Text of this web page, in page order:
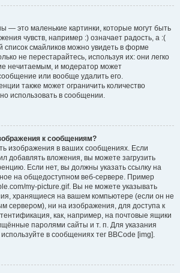
— это маленькие картинки, которые могут быть
чувств, например :) означает радость, а :(
список смайликов можно увидеть в форме
не перестарайтесь, используя их: они легко
нечитаемым, и модератор может
или вообще удалить его.
также может ограничить количество
использовать в сообщении.
к сообщениям?
изображения в ваших сообщениях. Если
добавлять вложения, вы можете загрузить
Если нет, вы должны указать ссылку на
на общедоступном веб-сервере. Пример
my-picture.gif. Вы не можете указывать
хранящиеся на вашем компьютере (если он не
сервером), ни на изображения, для доступа к
как, например, на почтовые ящики
паролями сайты и т. п. Для указания
в сообщениях тег BBCode [img].